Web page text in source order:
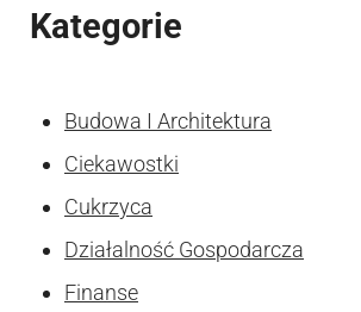
Kategorie
Budowa I Architektura
Ciekawostki
Cukrzyca
Działalność Gospodarcza
Finanse